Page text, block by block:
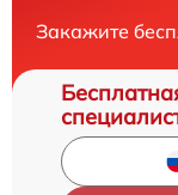
Закажите